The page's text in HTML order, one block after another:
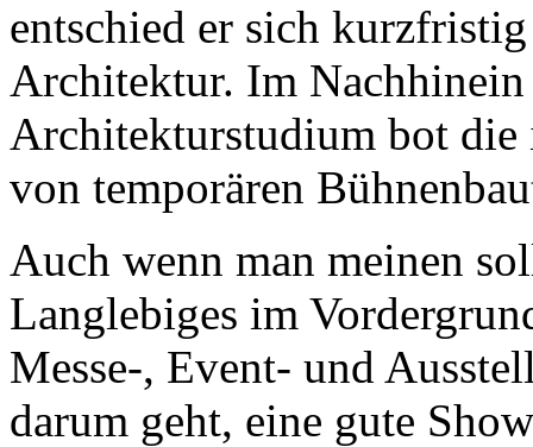
entschied er sich
Architektur. Im
Architekturstudium bot die
von temporären
Auch wenn man meinen
Langlebiges im
Messe-, Event- und
darum geht, eine gute